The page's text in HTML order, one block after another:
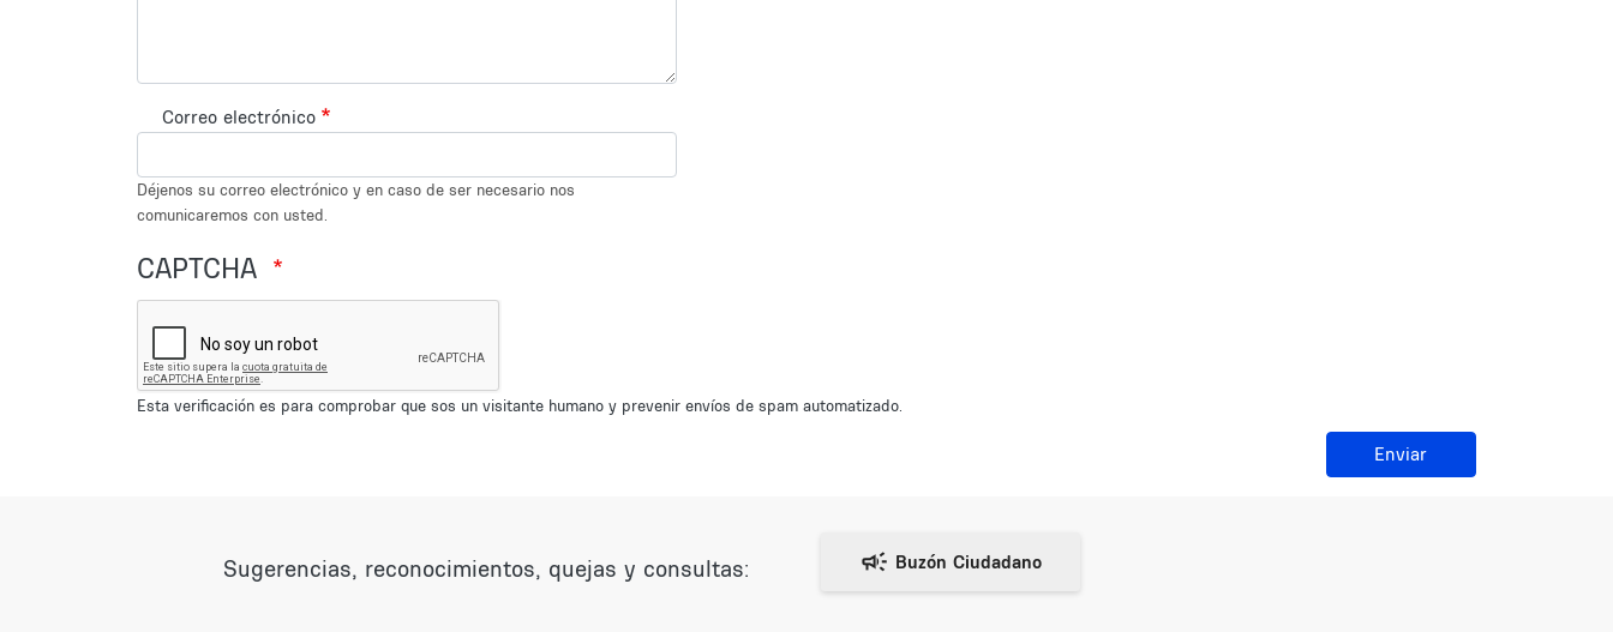
Correo electrónico
Déjenos su correo electrónico y en caso de ser necesario nos
comunicaremos con usted.
CAPTCHA
Esta verificación es para comprobar que sos un visitante humano y prevenir envíos de spam automatizado.
Enviar
Sugerencias, reconocimientos, quejas y consultas: